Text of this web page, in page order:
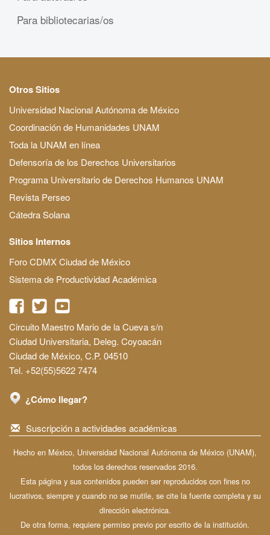
Para bibliotecarias/os
Otros Sitios
Universidad Nacional Autónoma de México
Coordinación de Humanidades UNAM
Toda la UNAM en línea
Defensoría de los Derechos Universitarios
Programa Universitario de Derechos Humanos UNAM
Revista Perseo
Cátedra Solana
Sitios Internos
Foro CDMX Ciudad de México
Sistema de Productividad Académica
Circuito Maestro Mario de la Cueva s/n
Ciudad Universitaria, Deleg. Coyoacán
Ciudad de México, C.P. 04510
Tel. +52(55)5622 7474
¿Cómo llegar?
Suscripción a actividades académicas
Hecho en México, Universidad Nacional Autónoma de México (UNAM),
todos los derechos reservados 2016.
Esta página y sus contenidos pueden ser reproducidos con fines no
lucrativos, siempre y cuando no se mutile, se cite la fuente completa y su
dirección electrónica.
De otra forma, requiere permiso previo por escrito de la institución.